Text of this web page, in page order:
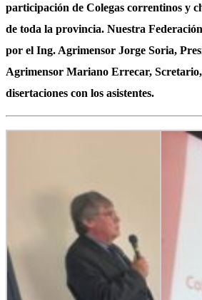
participación de Colegas correntinos y
de toda la provincia. Nuestra
por el Ing. Agrimensor Jorge Soria,
Agrimensor Mariano Errecar,
disertaciones con los asistentes.